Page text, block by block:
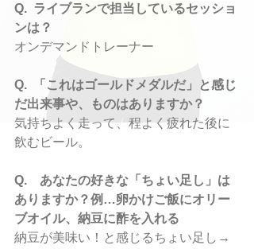
Q.  ライブランで担当しているセッショ
ンは？
オンデマンドトレーナー
Q.  「これはゴールドメダルだ」と感じ
だ出来事や、ものはありますか？
気持ちよく走って、程よく疲れた後に
飲むビール。
Q.　あなたの好きな「ちょい足し」は
ありますか？例…卵かけご飯にオリー
ブオイル、納豆に酢を入れる
納豆が美味い！と感じるちょい足し→